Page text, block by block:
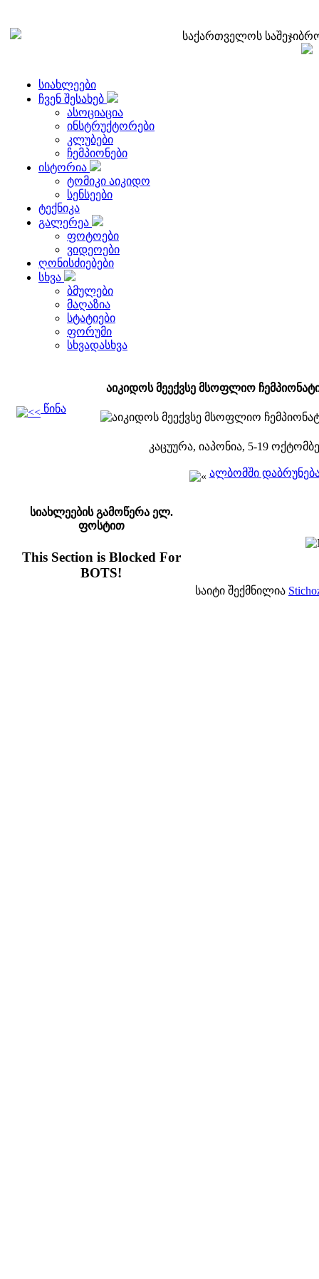
საქართველოს
სიახლეები
ჩვენ შესახებ
ასოციაცია
ინსტრუქტორები
კლუბები
ჩემპიონები
ისტორია
ტომიკი აიკიდო
სენსეები
ტექნიკა
გალერეა
ფოტოები
ვიდეოები
ღონისძიებები
სხვა
ბმულები
მაღაზია
სტატიები
ფორუმი
სხვადასხვა
აიკიდოს მეექვსე მსოფლიო
წინა
კაცუურა, იაპონია, 5-19
ალბომში
სიახლეების გამოწერა ელ.
ფოსტით
This Section is Blocked For
BOTS!
საიტი შექმნილია